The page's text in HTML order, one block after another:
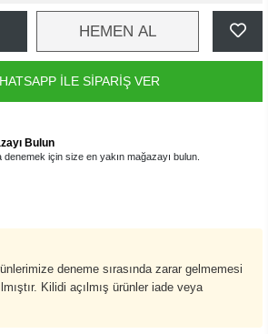
HEMEN AL
İLE SİPARİŞ VER
Bulun
için size en yakın mağazayı bulun.
deneme sırasında zarar gelmemesi
Kilidi açılmış ürünler iade veya